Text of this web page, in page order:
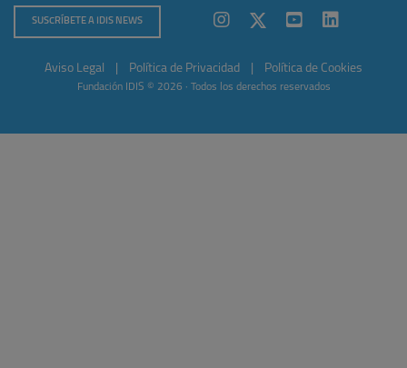
SUSCRÍBETE A IDIS NEWS
Aviso Legal Política de Privacidad Política de Cookies
Fundación IDIS © 2026 · Todos los derechos reservados